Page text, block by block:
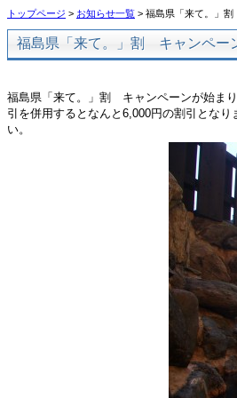
トップページ > お知らせ一覧 > 福島県「来て。」
福島県「来て。」割 キャンペー
福島県「来て。」割 キャンペーンが始ま
引を併用するとなんと6,000円の割引とな
い。